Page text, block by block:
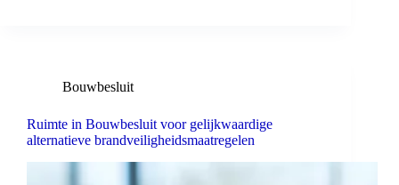
Bouwbesluit
Ruimte in Bouwbesluit voor gelijkwaardige
alternatieve brandveiligheidsmaatregelen